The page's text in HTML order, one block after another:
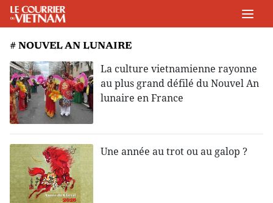
# NOUVEL AN LUNAIRE
La culture vietnamienne rayonne
au plus grand défilé du Nouvel An
lunaire en France
Une année au trot ou au galop ?